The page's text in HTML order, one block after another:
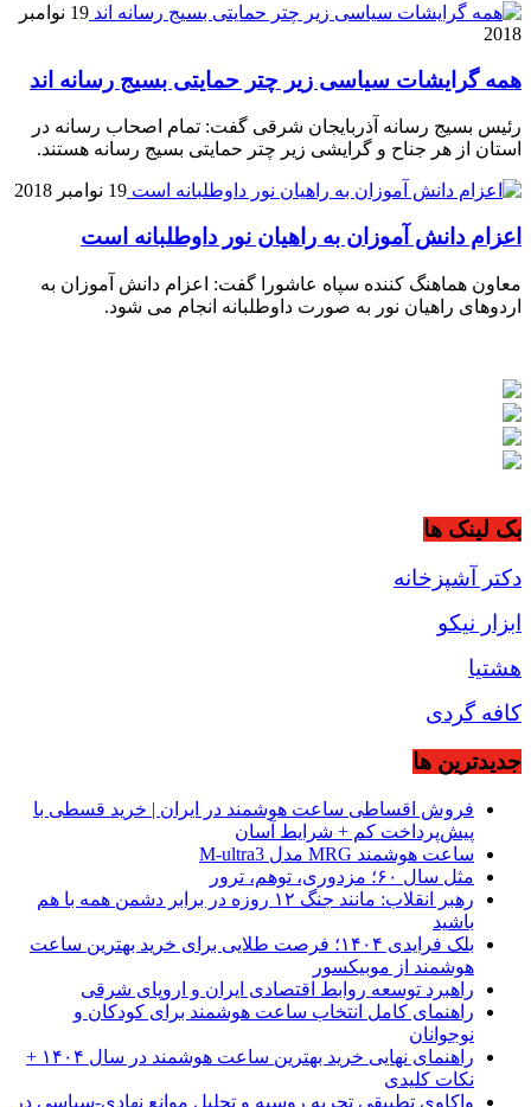
19 نوامبر
2018
همه گرایشات سیاسی زیر چتر حمایتی بسیج رسانه اند
رئیس بسیج رسانه آذربایجان شرقی گفت: تمام اصحاب رسانه در
استان از هر جناح و گرایشی زیر چتر حمایتی بسیج رسانه هستند.
19 نوامبر 2018
اعزام دانش آموزان به راهیان نور داوطلبانه است
معاون هماهنگ کننده سپاه عاشورا گفت: اعزام دانش آموزان به
اردوهای راهیان نور به صورت داوطلبانه انجام می شود.
بک لینک ها
دکتر آشپزخانه
ابزار نیکو
هشتیا
کافه گردی
جديدترين ها
فروش اقساطی ساعت هوشمند در ایران | خرید قسطی با
پیش‌پرداخت کم + شرایط آسان
ساعت هوشمند MRG مدل M-ultra3
مثل سال ۶۰؛ مزدوری، توهم، ترور
رهبر انقلاب: مانند جنگ ۱۲ روزه در برابر دشمن همه با هم
باشید
بلک فرایدی ۱۴۰۴؛ فرصت طلایی برای خرید بهترین ساعت
هوشمند از موبیکسور
راهبرد توسعه روابط اقتصادی ایران و اروپای شرقی
راهنمای کامل انتخاب ساعت هوشمند برای کودکان و
نوجوانان
راهنمای نهایی خرید بهترین ساعت هوشمند در سال ۱۴۰۴ +
نکات کلیدی
واکاوی تطبیقی تجربه روسیه و تحلیل موانع نهادی-سیاسی در